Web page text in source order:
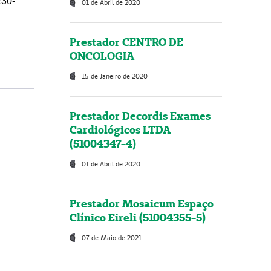
01 de Abril de 2020
Prestador CENTRO DE
ONCOLOGIA
15 de Janeiro de 2020
Prestador Decordis Exames
Cardiológicos LTDA
(51004347-4)
01 de Abril de 2020
Prestador Mosaicum Espaço
Clínico Eireli (51004355-5)
07 de Maio de 2021